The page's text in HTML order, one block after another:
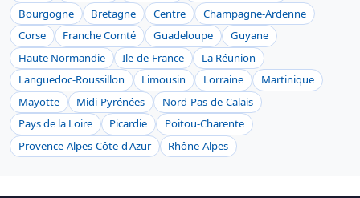
Bourgogne
Bretagne Centre
Champagne-Ardenne
Corse
Franche Comté Guadeloupe
Guyane
Haute Normandie
Ile-de-France
La Réunion
Languedoc-Roussillon
Limousin Lorraine
Martinique
Mayotte
Midi-Pyrénées
Nord-Pas-de-Calais
Pays de la Loire
Picardie
Poitou-Charente
Provence-Alpes-Côte-d'Azur
Rhône-Alpes